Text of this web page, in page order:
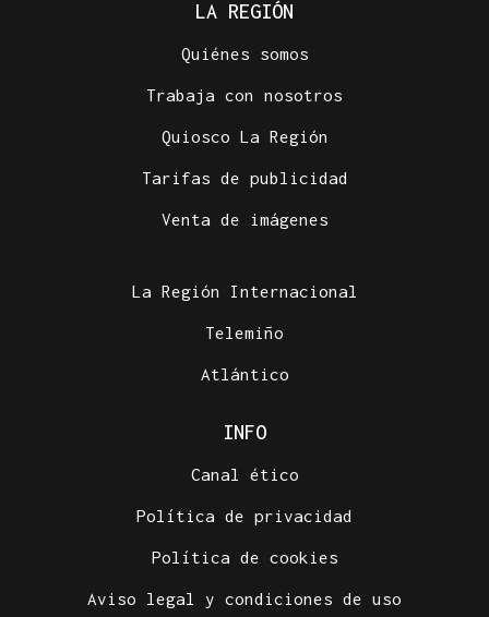
LA REGIÓN
Quiénes somos
Trabaja con nosotros
Quiosco La Región
Tarifas de publicidad
Venta de imágenes
La Región Internacional
Telemiño
Atlántico
INFO
Canal ético
Política de privacidad
Política de cookies
Aviso legal y condiciones de uso